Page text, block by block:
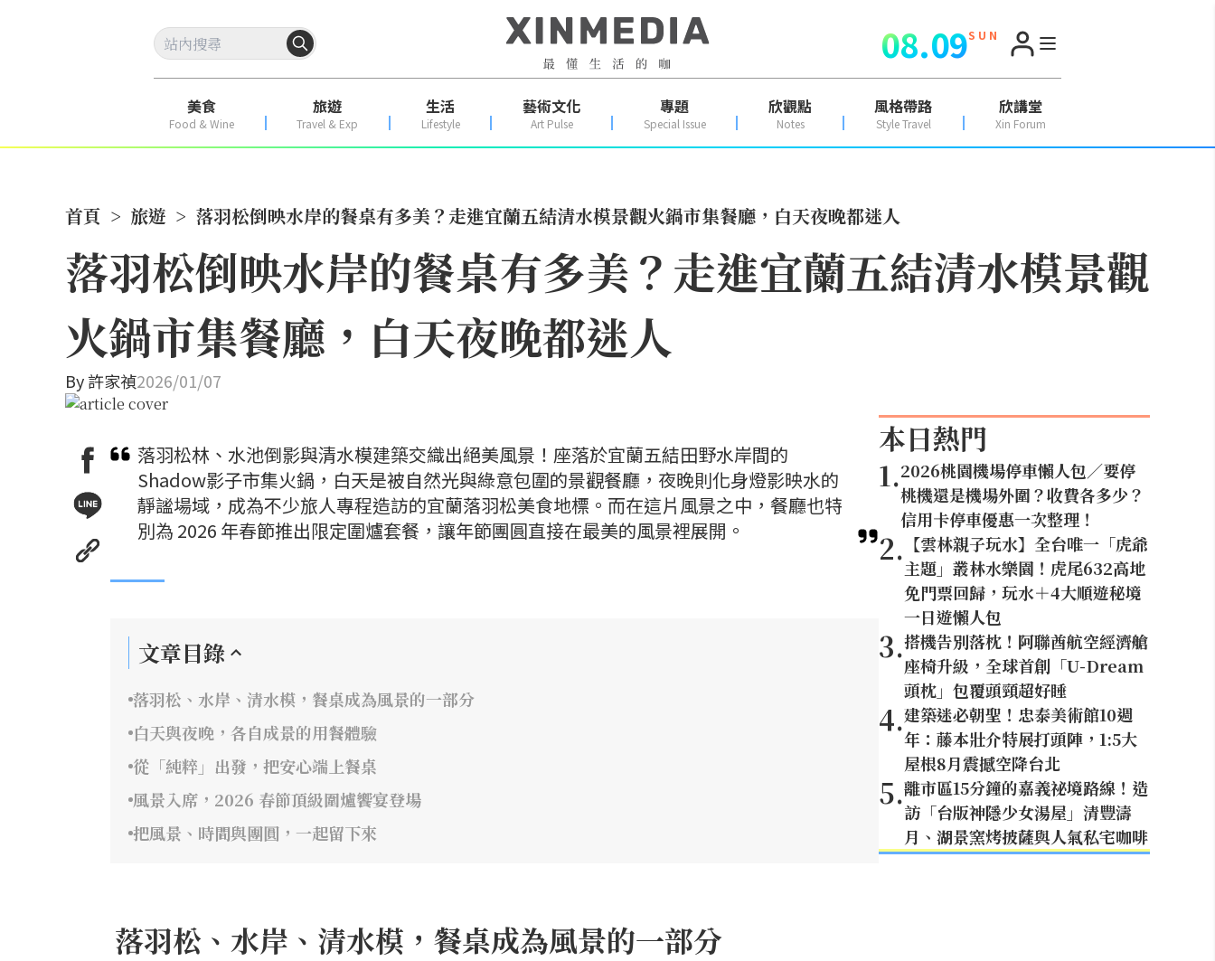
08.09S U N
美食
Food & Wine
旅遊
Travel & Exp
生活
Lifestyle
藝術文化
Art Pulse
專題
Special Issue
欣觀點
Notes
風格帶路
Style Travel
欣講堂
Xin Forum
首頁 > 旅遊 > 落羽松倒映水岸的餐桌有多美？走進宜蘭五結清水模景觀火鍋市集餐廳，白天夜晚都迷人
落羽松倒映水岸的餐桌有多美？走進宜蘭五結清水模景觀
火鍋市集餐廳，白天夜晚都迷人
By許家禎2026/01/07
落羽松林、水池倒影與清水模建築交織出絕美風景！座落於宜蘭五結田野水岸間的
Shadow影子市集火鍋，白天是被自然光與綠意包圍的景觀餐廳，夜晚則化身燈影映水的
靜謐場域，成為不少旅人專程造訪的宜蘭落羽松美食地標。而在這片風景之中，餐廳也特
別為 2026 年春節推出限定圍爐套餐，讓年節團圓直接在最美的風景裡展開。
文章目錄
落羽松、水岸、清水模，餐桌成為風景的一部分
白天與夜晚，各自成景的用餐體驗
從「純粹」出發，把安心端上餐桌
風景入席，2026 春節頂級圍爐饗宴登場
把風景、時間與團圓，一起留下來
落羽松、水岸、清水模，餐桌成為風景的一部分
本日熱門
1.2026桃園機場停車懶人包／要停
桃機還是機場外圍？收費各多少？
信用卡停車優惠一次整理！
2. 【雲林親子玩水】全台唯一「虎爺
主題」叢林水樂園！虎尾632高地
免門票回歸，玩水＋4大順遊秘境
一日遊懶人包
3.搭機告別落枕！阿聯酋航空經濟艙
座椅升級，全球首創「U-Dream
頭枕」包覆頭頸超好睡
4.建築迷必朝聖！忠泰美術館10週
年：藤本壯介特展打頭陣，1:5大
屋根8月震撼空降台北
5.離市區15分鐘的嘉義祕境路線！造
訪「台版神隱少女湯屋」清豐濤
月、湖景窯烤披薩與人氣私宅咖啡